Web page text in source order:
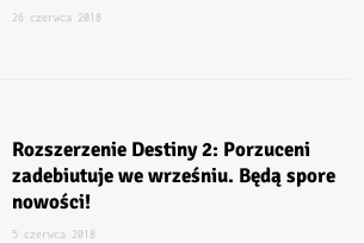
26 czerwca 2018
Rozszerzenie Destiny 2: Porzuceni
zadebiutuje we wrześniu. Będą spore
nowości!
5 czerwca 2018